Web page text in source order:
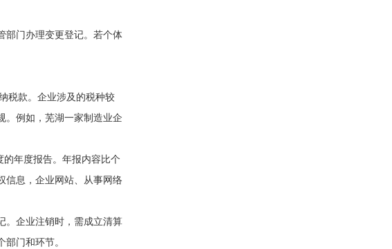
部门办理变更登记。若个体
税款。企业涉及的税种较
。例如，芜湖一家制造业企
年度报告。年报内容比个
信息，企业网站、从事网络
。企业注销时，需成立清算
门和环节。